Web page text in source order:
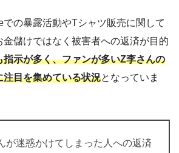
の暴露活動やTシャツ販売に関して
金儲けではなく被害者への返済が目的
指示が多く、ファンが多いZ李さんの
注目を集めている状況となっていま
が迷惑かけてしまった人への返済